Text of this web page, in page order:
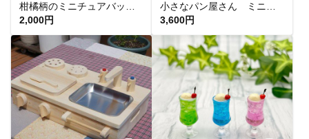
2,000円
3,600円